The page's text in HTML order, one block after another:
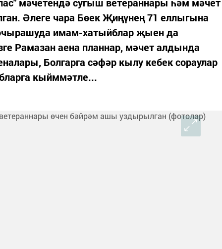
Әлеге чара Бөек Җиңүнең 71 еллыгына
имам-хатыйблар җыен да
Рамазан аена планнар, мәчет алдында
Болгарга сәфәр кылу кебек сораулар
кыйммәтле...